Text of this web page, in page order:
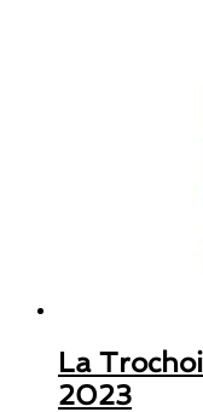
La
2023